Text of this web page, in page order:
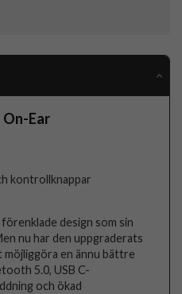
Ear
kontrollknappar
förenklade design som sin
nu har den uppgraderats
en ännu bättre
5.0, USB C-
och ökad